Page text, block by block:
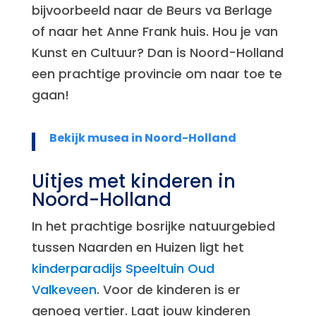
bijvoorbeeld naar de Beurs va Berlage
of naar het Anne Frank huis. Hou je van
Kunst en Cultuur? Dan is Noord-Holland
een prachtige provincie om naar toe te
gaan!
Bekijk musea in Noord-Holland
Uitjes met kinderen in
Noord-Holland
In het prachtige bosrijke natuurgebied
tussen Naarden en Huizen ligt het
kinderparadijs Speeltuin Oud
Valkeveen. Voor de kinderen is er
genoeg vertier. Laat jouw kinderen